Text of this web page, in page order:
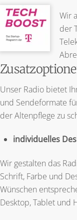
Wir
der
Unser Radio bietet
und Sendeformate
der Altenpflege zu
individuelles
Wir gestalten das
Schrift, Farbe und
Wünschen
Desktop, Tablet und